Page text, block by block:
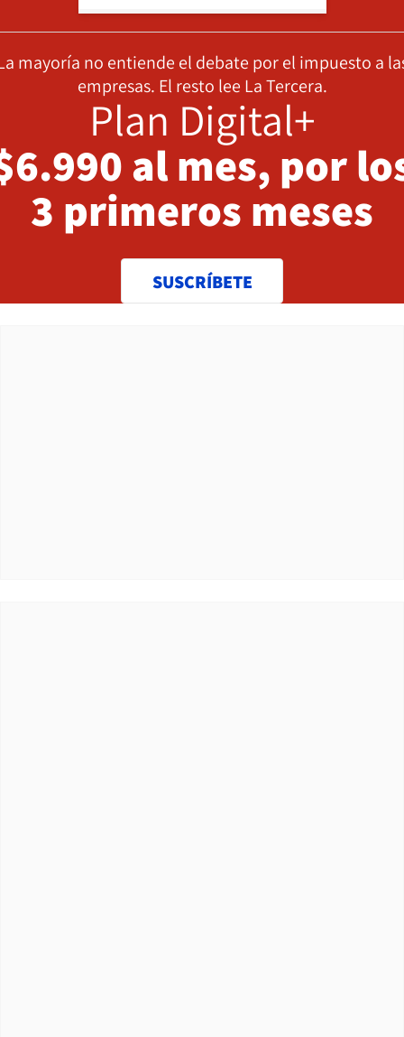
mayoría no entiende el debate por el impuesto a
empresas. El resto lee La Tercera.
Plan Digital+
al mes, por
3 primeros meses
SUSCRÍBETE